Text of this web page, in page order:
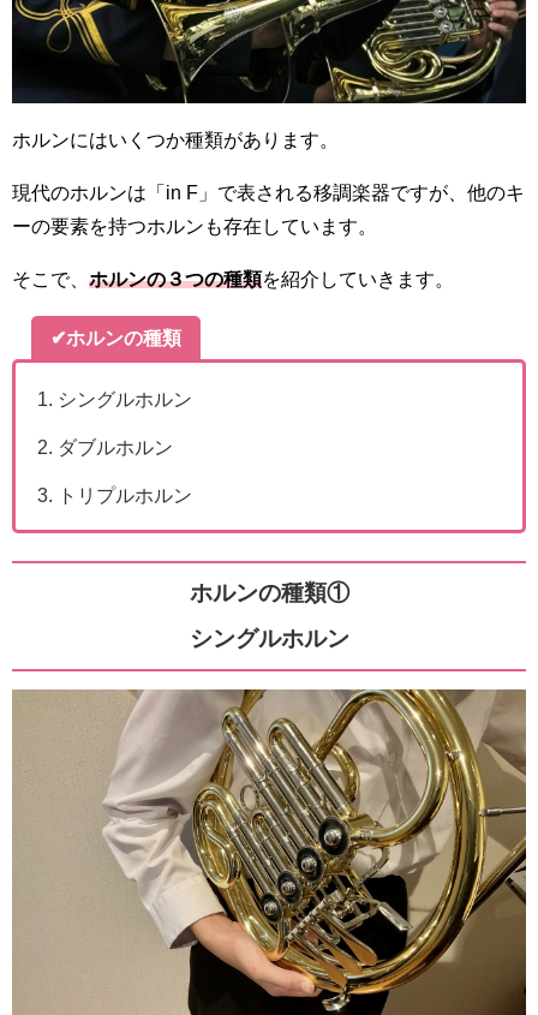
ホルンにはいくつか種類があります。
現代のホルンは「in F」で表される移調楽器ですが、他のキ
ーの要素を持つホルンも存在しています。
そこで、 ホルンの３つの種類を紹介していきます。
✔ホルンの種類
シングルホルン
ダブルホルン
トリプルホルン
ホルンの種類①
シングルホルン